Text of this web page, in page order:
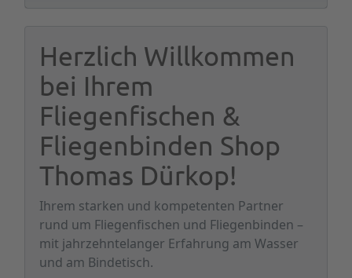
Herzlich Willkommen
bei Ihrem
Fliegenfischen &
Fliegenbinden Shop
Thomas Dürkop!
Ihrem starken und kompetenten Partner
rund um Fliegenfischen und Fliegenbinden –
mit jahrzehntelanger Erfahrung am Wasser
und am Bindetisch.